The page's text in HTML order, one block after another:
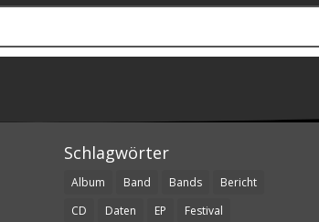
Schlagwörter
Album Band Bands
Bericht
CD
Daten EP
Festival